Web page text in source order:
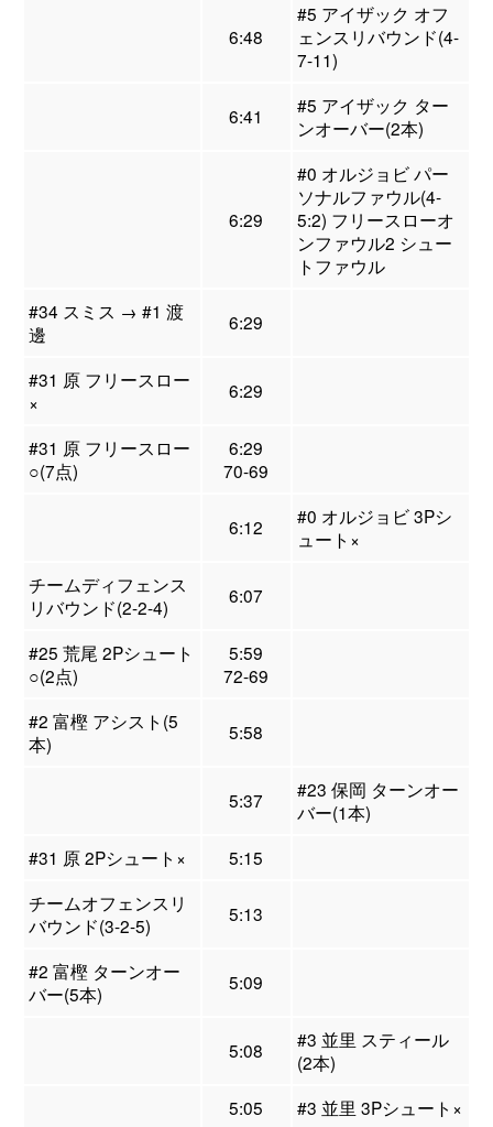
6:48
#5 アイザック オフ
ェンスリバウンド(4-
7-11)
6:41
#5 アイザック ター
ンオーバー(2本)
6:29
#0 オルジョビ パー
ソナルファウル(4-
5:2) フリースローオ
ンファウル2 シュー
トファウル
#34 スミス → #1 渡
邊
6:29
#31 原 フリースロー
×
6:29
#31 原 フリースロー
○(7点)
6:29
70-69
6:12
#0 オルジョビ 3Pシ
ュート×
チームディフェンス
リバウンド(2-2-4)
6:07
#25 荒尾 2Pシュート
○(2点)
5:59
72-69
#2 富樫 アシスト(5
本)
5:58
5:37
#23 保岡 ターンオー
バー(1本)
#31 原 2Pシュート×
5:15
チームオフェンスリ
バウンド(3-2-5)
5:13
#2 富樫 ターンオー
バー(5本)
5:09
5:08
#3 並里 スティール
(2本)
5:05
#3 並里 3Pシュート×